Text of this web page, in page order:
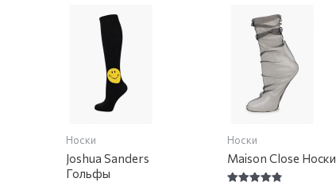
Носки
Joshua Sanders
Гольфы
Носки
Maison Close Носки